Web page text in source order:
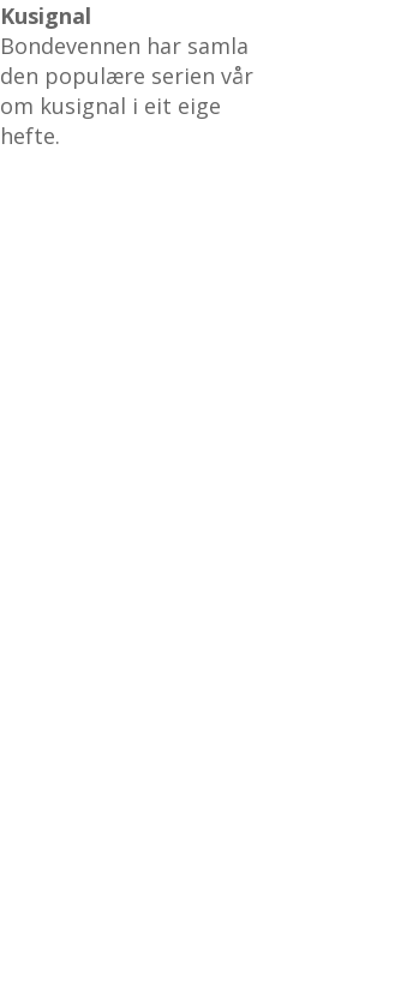
Kusignal
Bondevennen har samla
den populære serien vår
om kusignal i eit eige
hefte.